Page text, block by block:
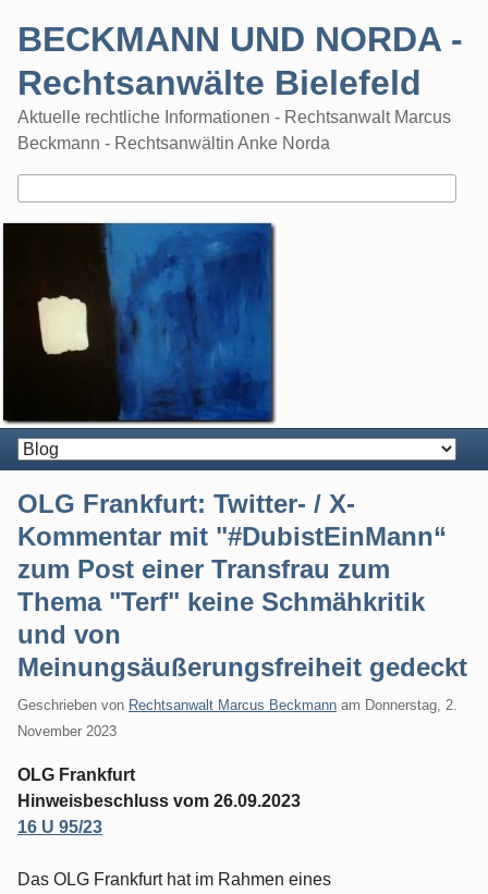
BECKMANN UND NORDA -
Rechtsanwälte Bielefeld
Aktuelle rechtliche Informationen - Rechtsanwalt Marcus
Beckmann - Rechtsanwältin Anke Norda
OLG Frankfurt: Twitter- / X-
Kommentar mit "#DubistEinMann“
zum Post einer Transfrau zum
Thema "Terf" keine Schmähkritik
und von
Meinungsäußerungsfreiheit gedeckt
Geschrieben von Rechtsanwalt Marcus Beckmann am Donnerstag, 2.
November 2023
OLG Frankfurt
Hinweisbeschluss vom 26.09.2023
16 U 95/23
Das OLG Frankfurt hat im Rahmen eines